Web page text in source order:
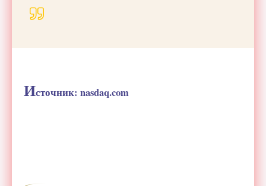
Источник: nasdaq.com